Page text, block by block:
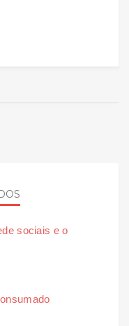
sociais e o